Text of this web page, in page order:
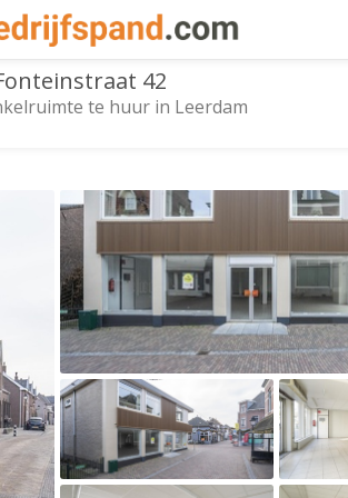
42
te huur in Leerdam